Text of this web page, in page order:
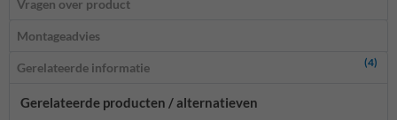
Vragen over product
Montageadvies
Gerelateerde informatie (4)
Gerelateerde producten / alternatieven